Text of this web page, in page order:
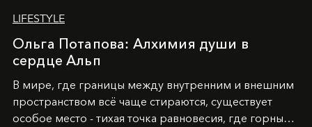
LIFESTYLE
Ольга Потапова: Алхимия души в
сердце Альп
В мире, где границы между внутренним и внешним
пространством всё чаще стираются, существует
особое место - тихая точка равновесия, где горные